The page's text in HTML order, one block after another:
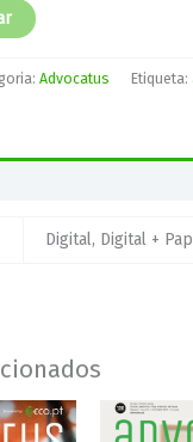
Advocatus Etiqueta:
Digital, Digital +